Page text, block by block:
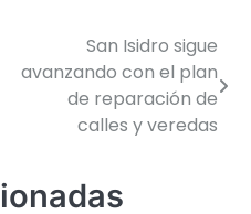
San Isidro sigue
avanzando con el plan
de reparación de
calles y veredas